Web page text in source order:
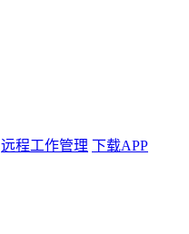
远程工作管理 下载APP